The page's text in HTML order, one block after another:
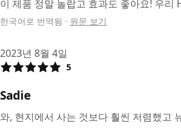
이 제품 정말 놀랍고 효과도 좋아요! 우
한국어로 번역됨 · 원문 보기
2023년 8월 4일
5
Sadie
와, 현지에서 사는 것보다 훨씬 저렴했고